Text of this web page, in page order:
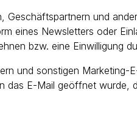
Geschäftspartnern und
eines Newsletters oder
bzw. eine Einwilligung
und sonstigen
das E-Mail geöffnet wurde,